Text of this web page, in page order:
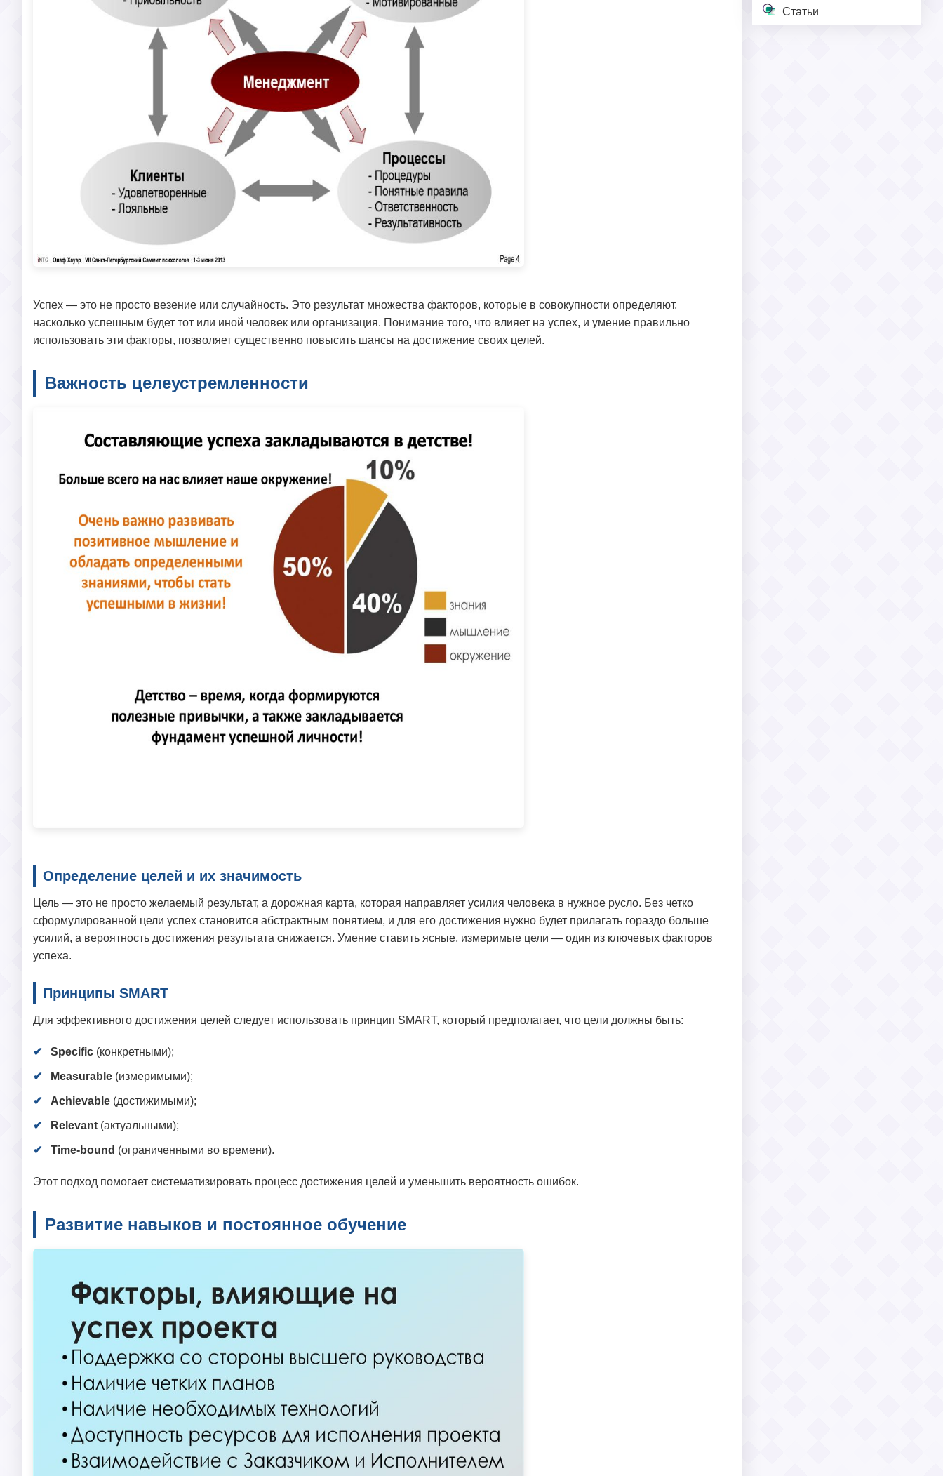
Статьи
Успех — это не просто везение или случайность. Это результат множества факторов, которые в совокупности определяют,
насколько успешным будет тот или иной человек или организация. Понимание того, что влияет на успех, и умение правильно
использовать эти факторы, позволяет существенно повысить шансы на достижение своих целей.
Важность целеустремленности
Определение целей и их значимость
Цель — это не просто желаемый результат, а дорожная карта, которая направляет усилия человека в нужное русло. Без четко
сформулированной цели успех становится абстрактным понятием, и для его достижения нужно будет прилагать гораздо больше
усилий, а вероятность достижения результата снижается. Умение ставить ясные, измеримые цели — один из ключевых факторов
успеха.
Принципы SMART
Для эффективного достижения целей следует использовать принцип SMART, который предполагает, что цели должны быть:
Specific (конкретными);
Measurable (измеримыми);
Achievable (достижимыми);
Relevant (актуальными);
Time-bound (ограниченными во времени).
Этот подход помогает систематизировать процесс достижения целей и уменьшить вероятность ошибок.
Развитие навыков и постоянное обучение